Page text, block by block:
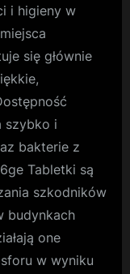
i higieny w
się głównie
szybko i
bakterie z
Tabletki są
szkodników
budynkach
one
w wyniku